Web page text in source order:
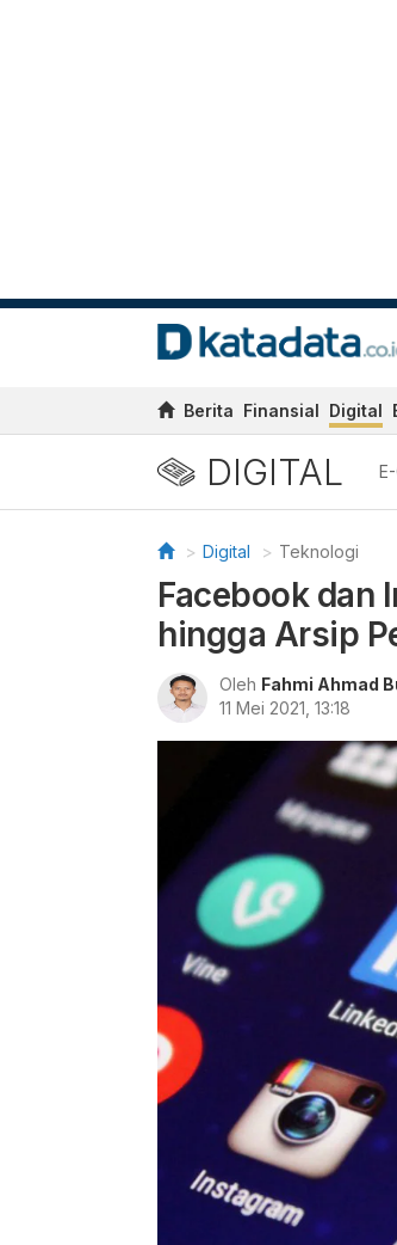
Berita Finansial Digital
DIGITAL
Digital Teknologi
Facebook dan
hingga Arsip
Oleh Fahmi Ahmad
11 Mei 2021, 13:18